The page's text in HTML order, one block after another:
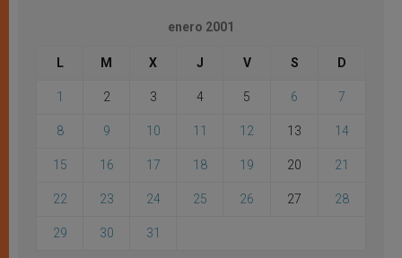
enero 2001
L M X J V S D
1 2 3 4 5 6 7
8 9 10 11 12 13 14
15 16 17 18 19 20 21
22 23 24 25 26 27 28
29 30 31